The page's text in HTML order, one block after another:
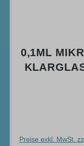
0,1ML
Preise exkl. MwSt.